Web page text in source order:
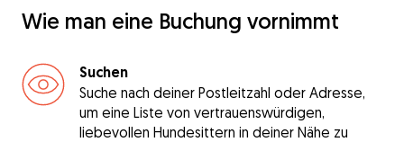
Wie man eine Buchung vornimmt
Suchen
Suche nach deiner Postleitzahl oder Adresse,
um eine Liste von vertrauenswürdigen,
liebevollen Hundesittern in deiner Nähe zu